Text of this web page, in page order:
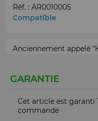
Réf. : AR0010005
Compatible
Anciennement appelé
GARANTIE
Cet article est garanti
commande